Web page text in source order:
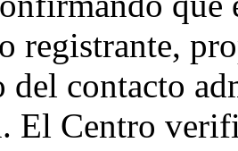
registrante,
del contacto
El Centro